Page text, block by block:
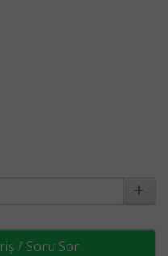
/ Soru Sor